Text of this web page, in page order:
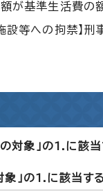
が基準生活費の
設等への拘禁】
の対象」の1.に該
象」の1.に該当